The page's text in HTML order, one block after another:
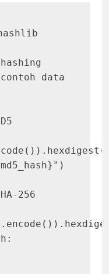
data
256